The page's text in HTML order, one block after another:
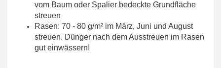
vom Baum oder Spalier bedeckte Grundfläche
streuen
Rasen: 70 - 80 g/m² im März, Juni und August
streuen. Dünger nach dem Ausstreuen im Rasen
gut einwässern!